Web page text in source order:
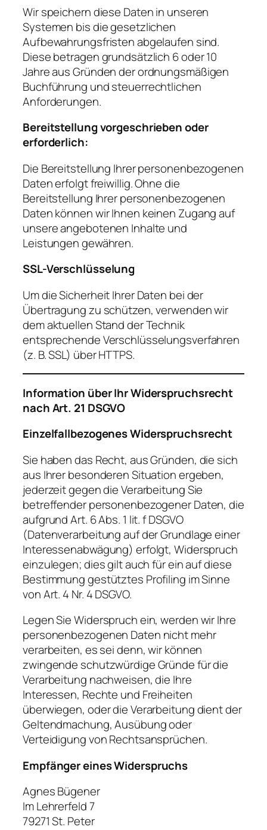
Wir speichern diese Daten in unseren
Systemen bis die gesetzlichen
Aufbewahrungsfristen abgelaufen sind.
Diese betragen grundsätzlich 6 oder 10
Jahre aus Gründen der ordnungsmäßigen
Buchführung und steuerrechtlichen
Anforderungen.
Bereitstellung vorgeschrieben oder
erforderlich:
Die Bereitstellung Ihrer personenbezogenen
Daten erfolgt freiwillig. Ohne die
Bereitstellung Ihrer personenbezogenen
Daten können wir Ihnen keinen Zugang auf
unsere angebotenen Inhalte und
Leistungen gewähren.
SSL-Verschlüsselung
Um die Sicherheit Ihrer Daten bei der
Übertragung zu schützen, verwenden wir
dem aktuellen Stand der Technik
entsprechende Verschlüsselungsverfahren
(z. B. SSL) über HTTPS.
Information über Ihr Widerspruchsrecht
nach Art. 21 DSGVO
Einzelfallbezogenes Widerspruchsrecht
Sie haben das Recht, aus Gründen, die sich
aus Ihrer besonderen Situation ergeben,
jederzeit gegen die Verarbeitung Sie
betreffender personenbezogener Daten, die
aufgrund Art. 6 Abs. 1 lit. f DSGVO
(Datenverarbeitung auf der Grundlage einer
Interessenabwägung) erfolgt, Widerspruch
einzulegen; dies gilt auch für ein auf diese
Bestimmung gestütztes Profiling im Sinne
von Art. 4 Nr. 4 DSGVO.
Legen Sie Widerspruch ein, werden wir Ihre
personenbezogenen Daten nicht mehr
verarbeiten, es sei denn, wir können
zwingende schutzwürdige Gründe für die
Verarbeitung nachweisen, die Ihre
Interessen, Rechte und Freiheiten
überwiegen, oder die Verarbeitung dient der
Geltendmachung, Ausübung oder
Verteidigung von Rechtsansprüchen.
Empfänger eines Widerspruchs
Agnes Bügener
Im Lehrerfeld 7
79271 St. Peter